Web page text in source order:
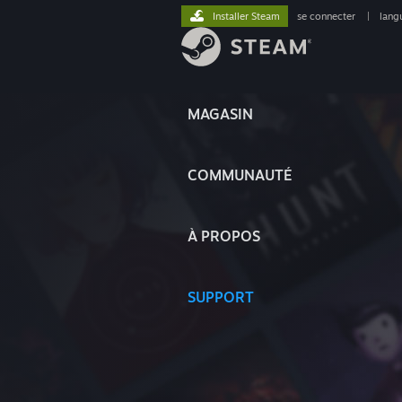
MAGASIN
COMMUNAUTÉ
À PROPOS
SUPPORT
Installer Steam se connecter